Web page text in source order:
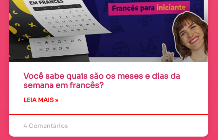
Você sabe quais são os meses e dias da
semana em francês?
LEIA MAIS »
4 Comentários